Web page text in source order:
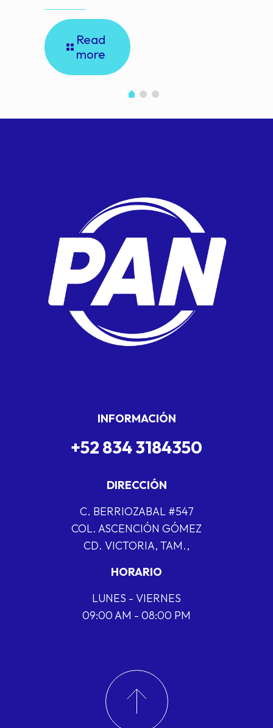
Read
more
INFORMACIÓN
+52 834 3184350
DIRECCIÓN
C. BERRIOZABAL #547
COL. ASCENCIÓN GÓMEZ
CD. VICTORIA, TAM.,
HORARIO
LUNES - VIERNES
09:00 AM - 08:00 PM